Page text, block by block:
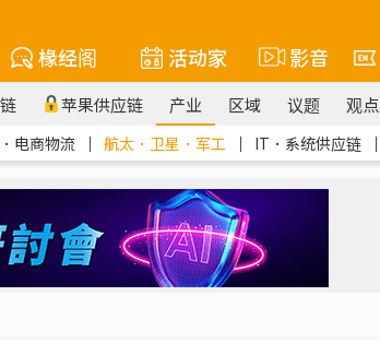
椽经阁 活动家 影音
苹果供应链 产业 区域 议题 观点
电商物流 ｜ 航太．卫星．军工 ｜ IT．系统供应链 ｜